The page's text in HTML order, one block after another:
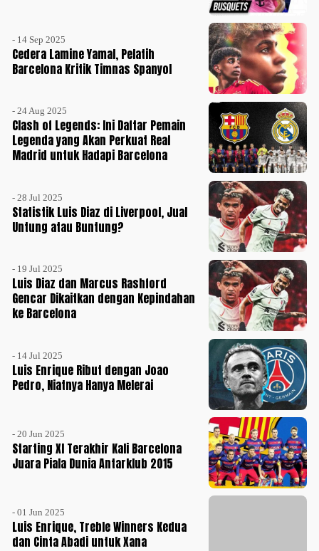
- 14 Sep 2025
Cedera Lamine Yamal, Pelatih
Barcelona Kritik Timnas Spanyol
- 24 Aug 2025
Clash of Legends: Ini Daftar Pemain
Legenda yang Akan Perkuat Real
Madrid untuk Hadapi Barcelona
- 28 Jul 2025
Statistik Luis Diaz di Liverpool, Jual
Untung atau Buntung?
- 19 Jul 2025
Luis Diaz dan Marcus Rashford
Gencar Dikaitkan dengan Kepindahan
ke Barcelona
- 14 Jul 2025
Luis Enrique Ribut dengan Joao
Pedro, Niatnya Hanya Melerai
- 20 Jun 2025
Starting XI Terakhir Kali Barcelona
Juara Piala Dunia Antarklub 2015
- 01 Jun 2025
Luis Enrique, Treble Winners Kedua
dan Cinta Abadi untuk Xana